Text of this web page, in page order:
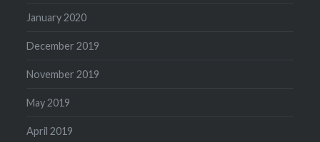
January 2020
December 2019
November 2019
May 2019
April 2019